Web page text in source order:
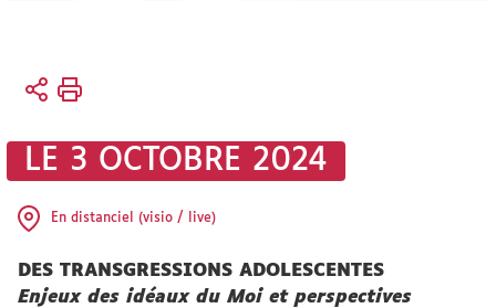
Vous
Accueil
À venir
LE 3 OCTOBRE 2024
En distanciel (visio / live)
DES TRANSGRESSIONS ADOLESCENTES
Enjeux des idéaux du Moi et perspectives